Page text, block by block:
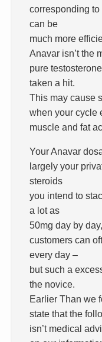
corresponding
can be
much more
Anavar isn’t the
pure
taken a hit.
This may cause
when your cycle
muscle and fat
Your Anavar
largely your
steroids
you intend to
a lot as
50mg day by
customers can
every day –
but such a
the novice.
Earlier Than we
state that the
isn’t medical